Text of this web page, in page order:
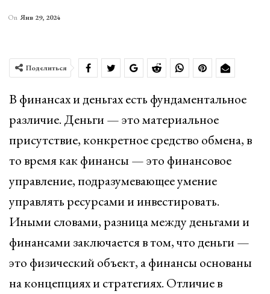
On Янв 29, 2024
Поделиться
В финансах и деньгах есть фундаментальное
различие. Деньги — это материальное
присутствие, конкретное средство обмена, в
то время как финансы — это финансовое
управление, подразумевающее умение
управлять ресурсами и инвестировать.
Иными словами, разница между деньгами и
финансами заключается в том, что деньги —
это физический объект, а финансы основаны
на концепциях и стратегиях. Отличие в